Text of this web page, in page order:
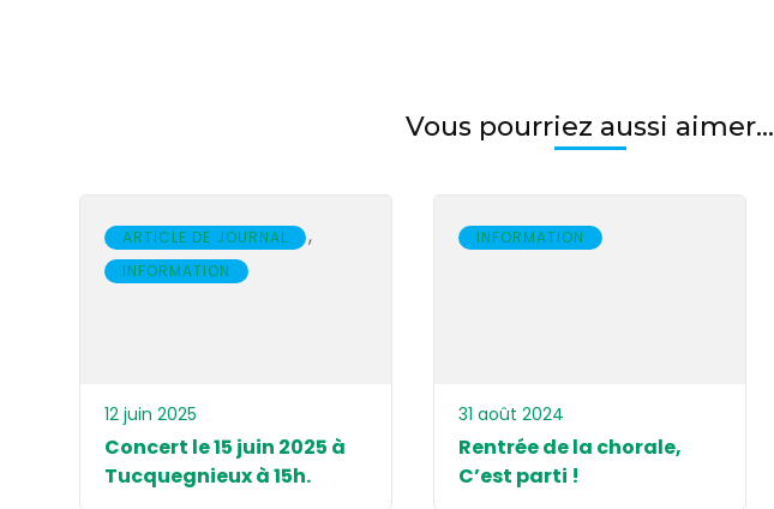
Vous pourriez aussi aimer...
ARTICLE DE JOURNAL ,
INFORMATION
12 juin 2025
Concert le 15 juin 2025 à
Tucquegnieux à 15h.
INFORMATION
31 août 2024
Rentrée de la chorale,
C’est parti !